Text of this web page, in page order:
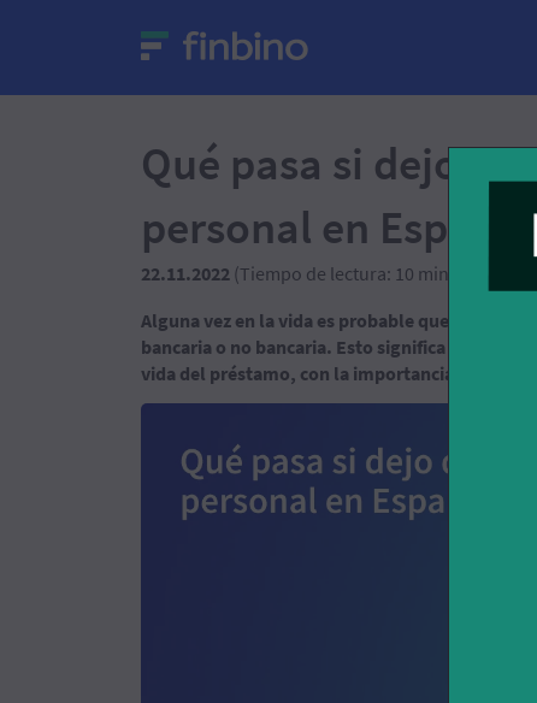
Qué pasa si dejo
personal en España
22.11.2022 (Tiempo de lectura: 10 min.)
Alguna vez en la vida es probable que
bancaria o no bancaria. Esto significa que
vida del préstamo, con la importancia que